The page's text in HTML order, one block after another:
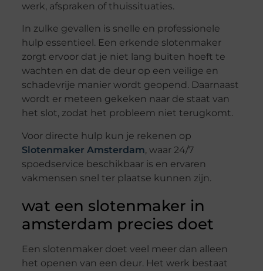
werk, afspraken of thuissituaties.
In zulke gevallen is snelle en professionele
hulp essentieel. Een erkende slotenmaker
zorgt ervoor dat je niet lang buiten hoeft te
wachten en dat de deur op een veilige en
schadevrije manier wordt geopend. Daarnaast
wordt er meteen gekeken naar de staat van
het slot, zodat het probleem niet terugkomt.
Voor directe hulp kun je rekenen op
Slotenmaker Amsterdam, waar 24/7
spoedservice beschikbaar is en ervaren
vakmensen snel ter plaatse kunnen zijn.
wat een slotenmaker in
amsterdam precies doet
Een slotenmaker doet veel meer dan alleen
het openen van een deur. Het werk bestaat